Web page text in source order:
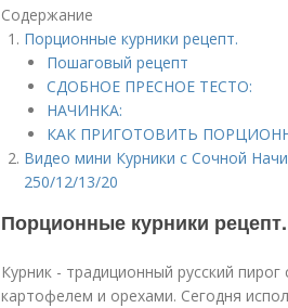
Содержание
Порционные курники рецепт.
Пошаговый рецепт
СДОБНОЕ ПРЕСНОЕ ТЕСТО:
НАЧИНКА:
КАК ПРИГОТОВИТЬ
Видео мини Курники с Сочной
250/12/13/20
Порционные курники рецепт.
Курник - традиционный русский
картофелем и орехами. Сегодня